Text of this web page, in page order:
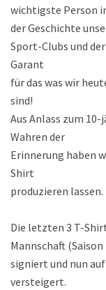
wichtigste Person
der Geschichte
Sport-Clubs und der
Garant
für das was wir
sind!
Aus Anlass zum
Wahren der
Erinnerung haben
Shirt
produzieren lassen.
Die letzten 3 T-
Mannschaft
signiert und nun
versteigert.